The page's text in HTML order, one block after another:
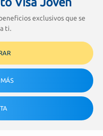
exclusivos que se
ti.